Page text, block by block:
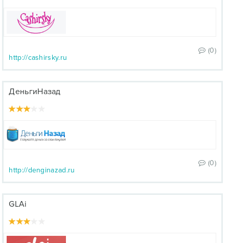
(0)
http://cashirsky.ru
ДеньгиНазад
(0)
http://denginazad.ru
GLAi